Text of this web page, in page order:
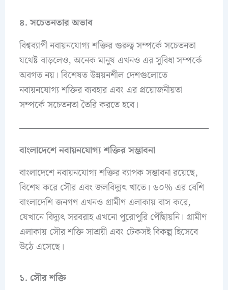
৪. সচেতনতার অভাব
বিশ্বব্যাপী নবায়নযোগ্য শক্তির গুরুত্ব সম্পর্কে সচেতনতা
যথেষ্ট বাড়লেও, অনেক মানুষ এখনও এর সুবিধা সম্পর্কে
অবগত নয়। বিশেষত উন্নয়নশীল দেশগুলোতে
নবায়নযোগ্য শক্তির ব্যবহার এবং এর প্রয়োজনীয়তা
সম্পর্কে সচেতনতা তৈরি করতে হবে।
বাংলাদেশে নবায়নযোগ্য শক্তির সম্ভাবনা
বাংলাদেশে নবায়নযোগ্য শক্তির ব্যাপক সম্ভাবনা রয়েছে,
বিশেষ করে সৌর এবং জলবিদ্যুৎ খাতে। ৬০% এর বেশি
বাংলাদেশি জনগণ এখনও গ্রামীণ এলাকায় বাস করে,
যেখানে বিদ্যুৎ সরবরাহ এখনো পুরোপুরি পৌঁছায়নি। গ্রামীণ
এলাকায় সৌর শক্তি সাশ্রয়ী এবং টেকসই বিকল্প হিসেবে
উঠে এসেছে।
১. সৌর শক্তি